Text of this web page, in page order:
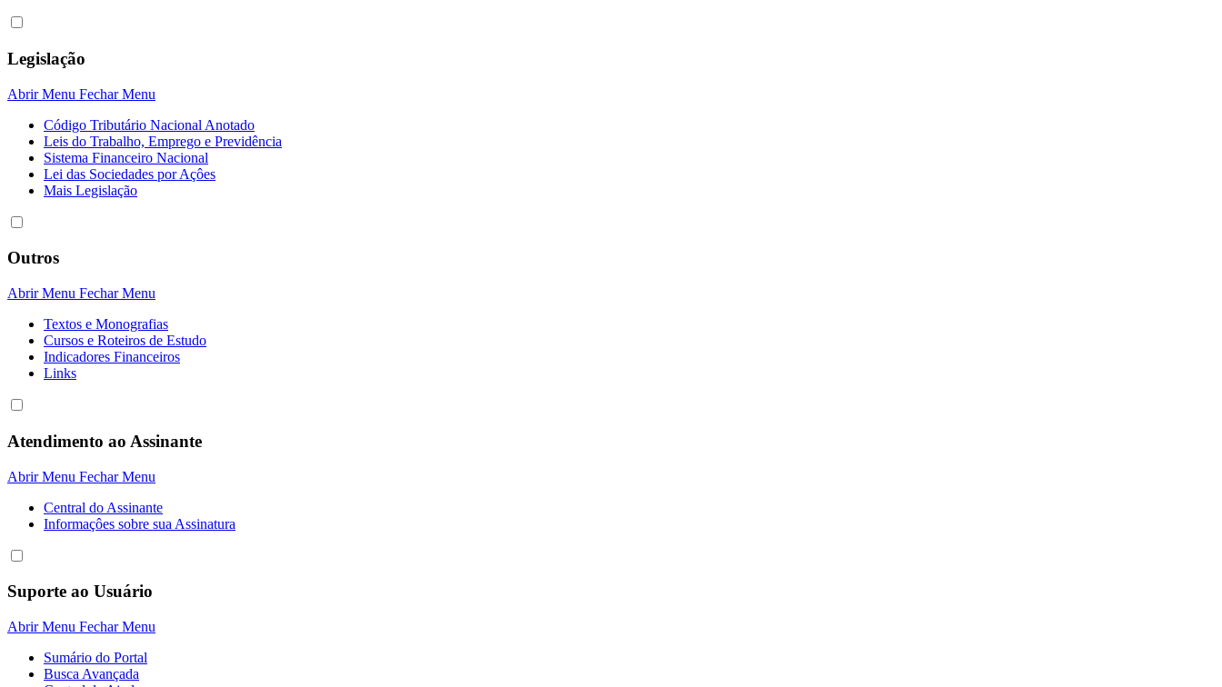
Legislação
Abrir Menu Fechar Menu
Código Tributário Nacional Anotado
Leis do Trabalho, Emprego e Previdência
Sistema Financeiro Nacional
Lei das Sociedades por Açôes
Mais Legislação
Outros
Abrir Menu Fechar Menu
Textos e Monografias
Cursos e Roteiros de Estudo
Indicadores Financeiros
Links
Atendimento ao Assinante
Abrir Menu Fechar Menu
Central do Assinante
Informaçôes sobre sua Assinatura
Suporte ao Usuário
Abrir Menu Fechar Menu
Sumário do Portal
Busca Avançada